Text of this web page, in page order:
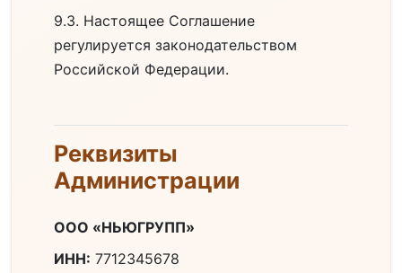
9.3. Настоящее Соглашение
регулируется законодательством
Российской Федерации.
Реквизиты
Администрации
ООО «НЬЮГРУПП»
ИНН: 7712345678